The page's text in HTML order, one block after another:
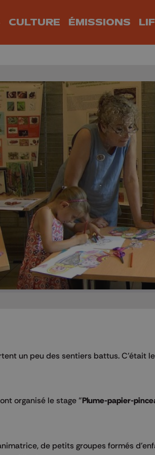
CULTURE ÉMISSIONS
un peu des sentiers battus. C'était
ont organisé le stage "Plume-papier-
de petits groupes formés